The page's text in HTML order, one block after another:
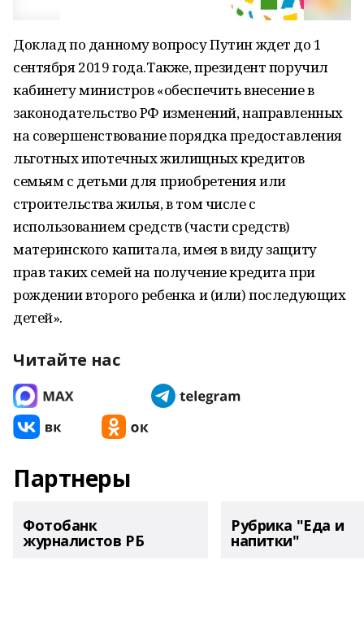
Доклад по данному вопросу Путин ждет до 1
сентября 2019 года.Также, президент поручил
кабинету министров «обеспечить внесение в
законодательство РФ изменений, направленных
на совершенствование порядка предоставления
льготных ипотечных жилищных кредитов
семьям с детьми для приобретения или
строительства жилья, в том числе с
использованием средств (части средств)
материнского капитала, имея в виду защиту
прав таких семей на получение кредита при
рождении второго ребенка и (или) последующих
детей».
Читайте нас
Партнеры
Фотобанк
журналистов РБ
Рубрика "Еда и
напитки"